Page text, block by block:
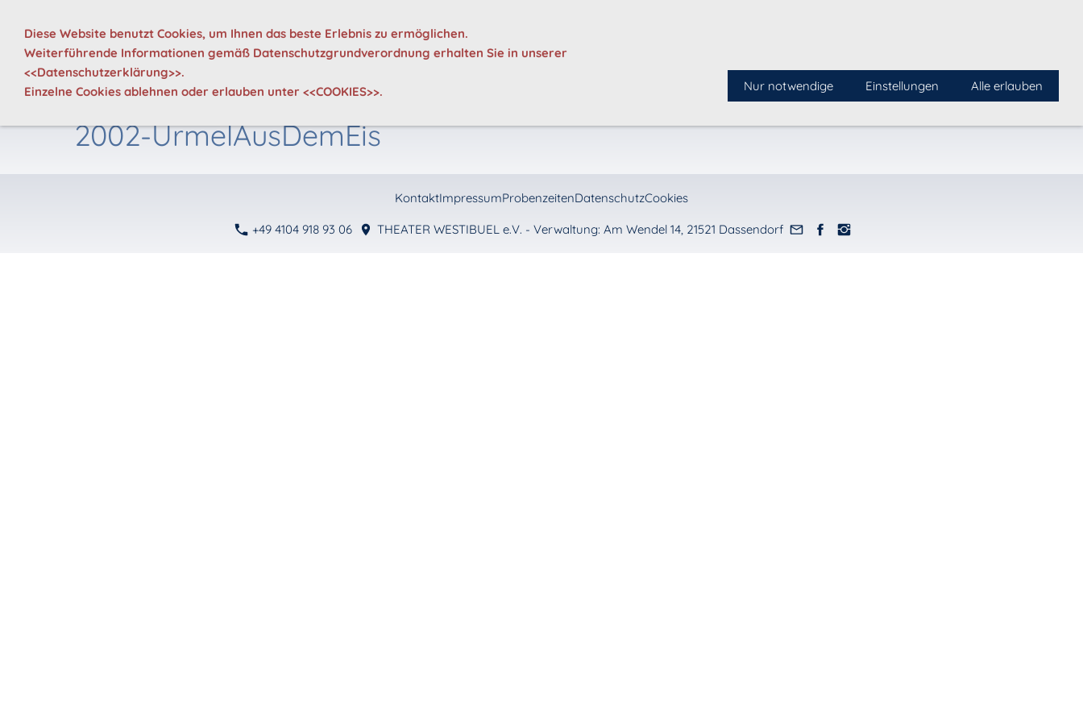
NEWSLETTER
2002-UrmelAusDemEis
KontaktImpressumProbenzeitenDatenschutzCookies
+49 4104 918 93 06 THEATER WESTIBUEL e.V. - Verwaltung: Am Wendel 14, 21521 Dassendorf
Diese Website benutzt Cookies, um Ihnen das beste Erlebnis zu ermöglichen.
Weiterführende Informationen gemäß Datenschutzgrundverordnung erhalten Sie in unserer
<<Datenschutzerklärung>>.
Einzelne Cookies ablehnen oder erlauben unter <<COOKIES>>. Nur notwendige Einstellungen Alle erlauben